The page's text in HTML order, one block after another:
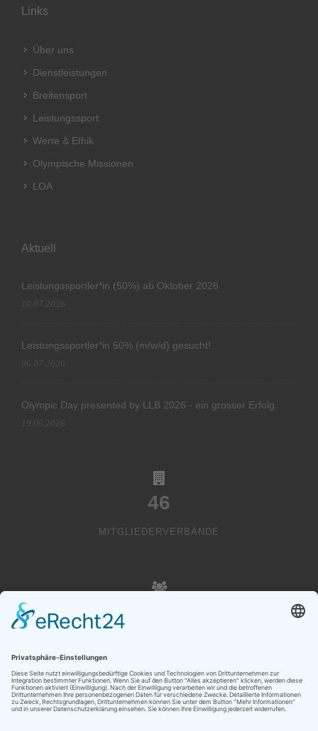
Links
Über uns
Dienstleistungen
Breitensport
Leistungssport
Werte & Ethik
Olympische Missionen
LOA
Aktuell
Leistungssportler*in (50%) ab Oktober 2026
10.07.2026
Leistungssportler*in 50% (m/w/d) gesucht!
06.07.2026
Olympic Day presented by LLB 2026 - ein grosser Erfolg
19.06.2026
46
MITGLIEDERVERBÄNDE